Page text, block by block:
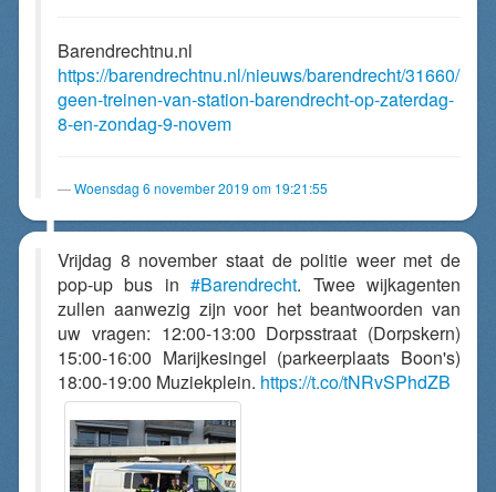
Barendrechtnu.nl
https://barendrechtnu.nl/nieuws/barendrecht/31660/
geen-treinen-van-station-barendrecht-op-zaterdag-
8-en-zondag-9-novem
Woensdag 6 november 2019 om 19:21:55
Vrijdag 8 november staat de politie weer met de
pop-up bus in#Barendrecht. Twee wijkagenten
zullen aanwezig zijn voor het beantwoorden van
uw vragen: 12:00-13:00 Dorpsstraat (Dorpskern)
15:00-16:00 Marijkesingel (parkeerplaats Boon's)
18:00-19:00 Muziekplein. https://t.co/tNRvSPhdZB